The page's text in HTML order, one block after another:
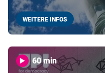
WEITERE INFOS
60 min